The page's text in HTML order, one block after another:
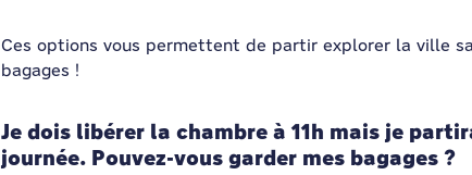
Ces options vous permettent de partir explorer la ville
bagages !
Je dois libérer la chambre à 11h mais je
journée. Pouvez-vous garder mes bagages ?